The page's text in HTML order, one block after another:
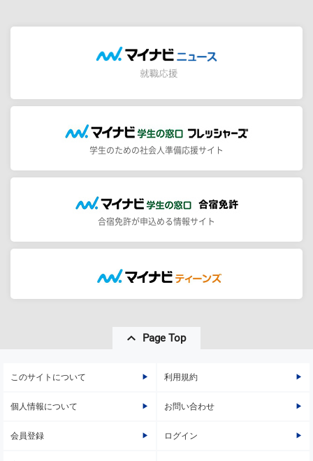
学生のための社会人準備応援サイト
合宿免許が申込める情報サイト
Page Top
このサイトについて 利用規約
個人情報について お問い合わせ
会員登録 ログイン